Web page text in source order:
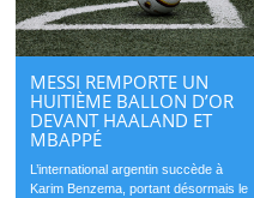
MESSI REMPORTE UN
HUITIÈME BALLON D’OR
DEVANT HAALAND ET
MBAPPÉ
L’international argentin succède à
Karim Benzema, portant désormais le